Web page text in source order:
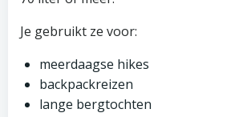
Je gebruikt ze voor:
meerdaagse hikes
backpackreizen
lange bergtochten